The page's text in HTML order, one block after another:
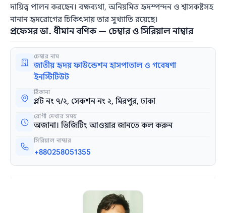
দায়িত্ব পালন করছেন। বক্ষব্যথা, অনিয়মিত হৃদস্পন্দন ও শ্বাসকষ্টসহ
নানান হৃদরোগের চিকিৎসায় তার সুখ্যাতি রয়েছে।
প্রফেসর ডা. ধীমান বণিক — চেম্বার ও সিরিয়াল নাম্বার
চেম্বার নাম
জাতীয় হৃদয় ফাউন্ডেশন হাসপাতাল ও গবেষণা
ইনস্টিটিউট
ঠিকানা
প্লট নং ৭/২, সেকশন নং ২, মিরপুর, ঢাকা
রোগী দেখার সময়
অজানা। ভিজিটিং আওয়ার জানতে কল করুন
সিরিয়াল নাম্বার
+880258051355